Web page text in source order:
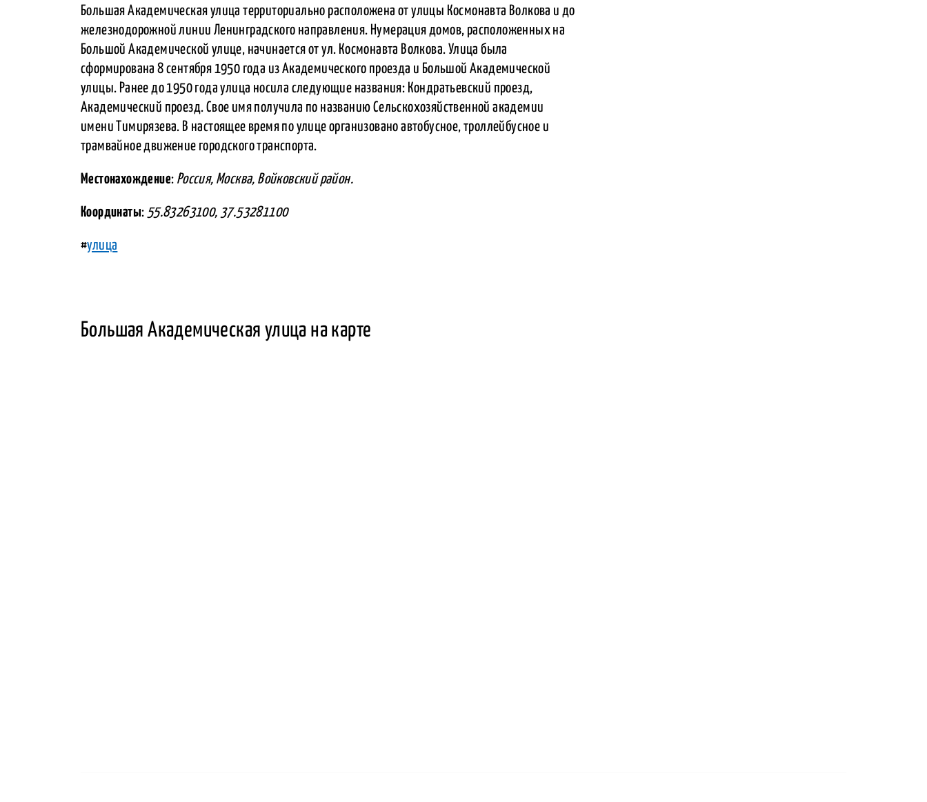
Большая Академическая улица территориально расположена от улицы Космонавта Волкова и до
железнодорожной линии Ленинградского направления. Нумерация домов, расположенных на
Большой Академической улице, начинается от ул. Космонавта Волкова. Улица была
сформирована 8 сентября 1950 года из Академического проезда и Большой Академической
улицы. Ранее до 1950 года улица носила следующие названия: Кондратьевский проезд,
Академический проезд. Свое имя получила по названию Сельскохозяйственной академии
имени Тимирязева. В настоящее время по улице организовано автобусное, троллейбусное и
трамвайное движение городского транспорта.
Местонахождение: Россия, Москва, Войковский район.
Координаты: 55.83263100, 37.53281100
#улица
Большая Академическая улица на карте